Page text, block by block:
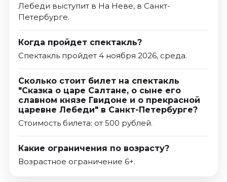
Лебеди выступит в На Неве, в Санкт-
Петербурге.
Когда пройдет спектакль?
Спектакль пройдет 4 ноября 2026, среда.
Сколько стоит билет на спектакль
"Сказка о царе Салтане, о сыне его
славном князе Гвидоне и о прекрасной
царевне Лебеди" в Санкт-Петербурге?
Стоимость билета: от 500 рублей.
Какие ограничения по возрасту?
Возрастное ограничение 6+.